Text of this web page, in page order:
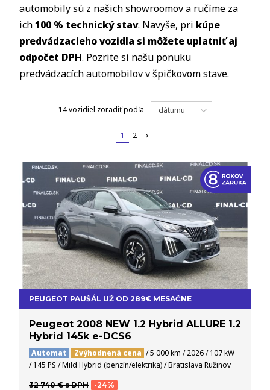
automobily sú z našich showroomov a ručíme za
ich100 % technický stav. Navyše, pri kúpe
predvádzacieho vozidla si môžete uplatniť aj
odpočet DPH. Pozrite si našu ponuku
predvádzacích automobilov v špičkovom stave.
14 vozidiel zoradiť podľa dátumu
1 2
PEUGEOT PAUŠÁL UŽ OD 289€ MESAČNE
Peugeot 2008 NEW 1.2 Hybrid ALLURE 1.2
Hybrid 145k e-DCS6
Automat Zvýhodnená cena / 5 000 km / 2026 / 107 kW
/ 145 PS / Mild Hybrid (benzín/elektrika) / Bratislava Ružinov
32 740 € s DPH -24%